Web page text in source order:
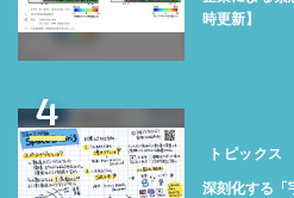
時更新】
4
トピックス
深刻化する「